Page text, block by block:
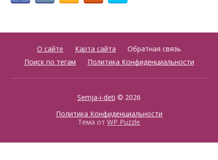
О сайте Карта сайта
Обратная связь
Поиск по тегам
Политика Конфиденциальности
Semja-i-deti © 2026
Политика Конфиденциальности
Тема от WP Puzzle